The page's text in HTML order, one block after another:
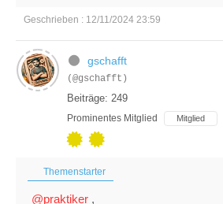
Geschrieben : 12/11/2024 23:59
gschafft
(@gschafft)
Beiträge: 249
Prominentes Mitglied Mitglied
Themenstarter
@praktiker ,